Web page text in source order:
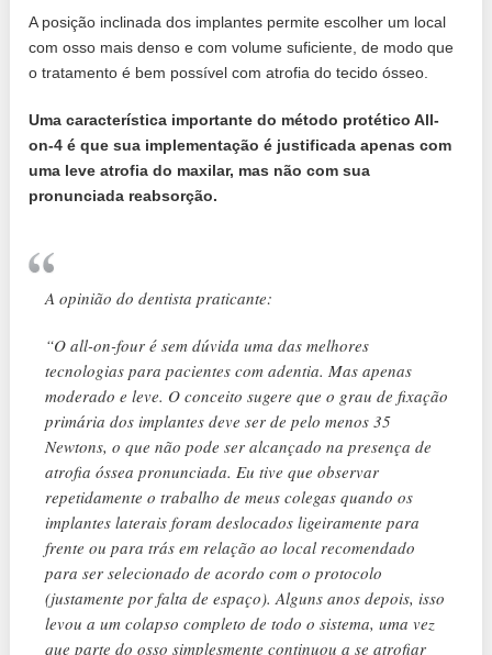
A posição inclinada dos implantes permite escolher um local
com osso mais denso e com volume suficiente, de modo que
o tratamento é bem possível com atrofia do tecido ósseo.
Uma característica importante do método protético All-
on-4 é que sua implementação é justificada apenas com
uma leve atrofia do maxilar, mas não com sua
pronunciada reabsorção.
A opinião do dentista praticante:
“O all-on-four é sem dúvida uma das melhores
tecnologias para pacientes com adentia. Mas apenas
moderado e leve. O conceito sugere que o grau de fixação
primária dos implantes deve ser de pelo menos 35
Newtons, o que não pode ser alcançado na presença de
atrofia óssea pronunciada. Eu tive que observar
repetidamente o trabalho de meus colegas quando os
implantes laterais foram deslocados ligeiramente para
frente ou para trás em relação ao local recomendado
para ser selecionado de acordo com o protocolo
(justamente por falta de espaço). Alguns anos depois, isso
levou a um colapso completo de todo o sistema, uma vez
que parte do osso simplesmente continuou a se atrofiar